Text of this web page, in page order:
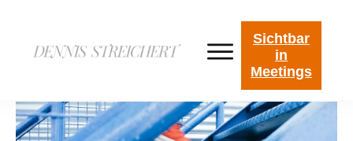
Sichtbar
in
Meetings